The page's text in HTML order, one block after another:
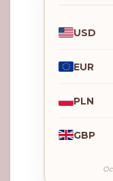
USD
EUR
PLN
GBP